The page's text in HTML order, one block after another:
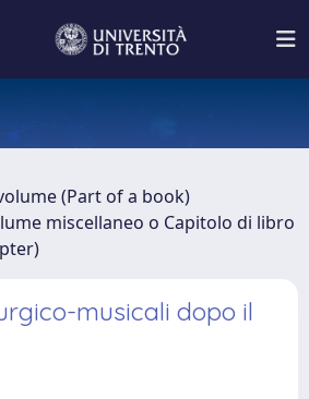
(Part of a book)
miscellaneo o Capitolo di libro
musicali dopo il